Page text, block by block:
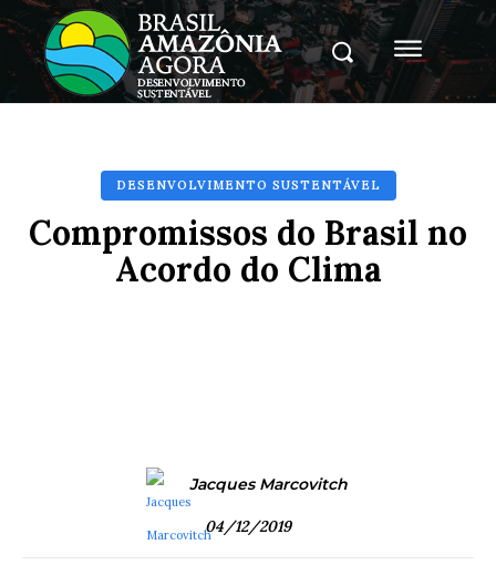
DESENVOLVIMENTO SUSTENTÁVEL
Compromissos do Brasil no
Acordo do Clima
Jacques Marcovitch
04/12/2019